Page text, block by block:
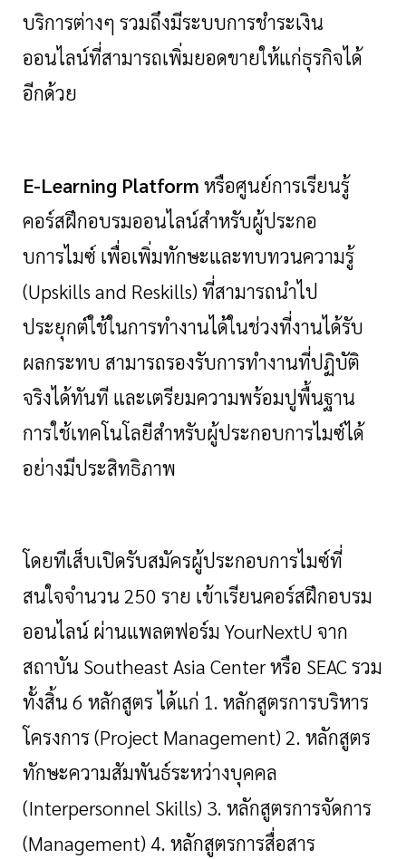
บริการต่างๆ รวมถึงมีระบบการชำระเงิน
ออนไลน์ที่สามารถเพิ่มยอดขายให้แก่ธุรกิจได้
อีกด้วย
E-Learning Platform หรือศูนย์การเรียนรู้
คอร์สฝึกอบรมออนไลน์สำหรับผู้ประกอ
บการไมซ์ เพื่อเพิ่มทักษะและทบทวนความรู้
(Upskills and Reskills) ที่สามารถนำไป
ประยุกต์ใช้ในการทำงานได้ในช่วงที่งานได้รับ
ผลกระทบ สามารถรองรับการทำงานที่ปฏิบัติ
จริงได้ทันที และเตรียมความพร้อมปูพื้นฐาน
การใช้เทคโนโลยีสำหรับผู้ประกอบการไมซ์ได้
อย่างมีประสิทธิภาพ
โดยทีเส็บเปิดรับสมัครผู้ประกอบการไมซ์ที่
สนใจจำนวน 250 ราย เข้าเรียนคอร์สฝึกอบรม
ออนไลน์ ผ่านแพลตฟอร์ม YourNextU จาก
สถาบัน Southeast Asia Center หรือ SEAC รวม
ทั้งสิ้น 6 หลักสูตร ได้แก่ 1. หลักสูตรการบริหาร
โครงการ (Project Management)2. หลักสูตร
ทักษะความสัมพันธ์ระหว่างบุคคล
(Interpersonnel Skills) 3. หลักสูตรการจัดการ
(Management) 4. หลักสูตรการสื่อสาร